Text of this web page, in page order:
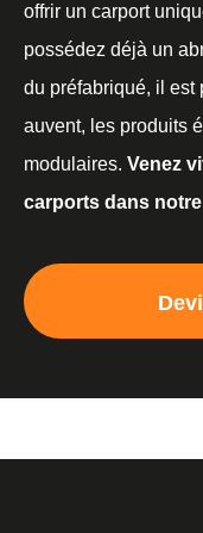
offrir un carport
possédez déjà un
du préfabriqué, il est
auvent, les produits
modulaires. Venez
carports dans